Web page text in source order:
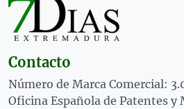
Contacto
Número de Marca Comercial:
Oficina Española de Patentes y